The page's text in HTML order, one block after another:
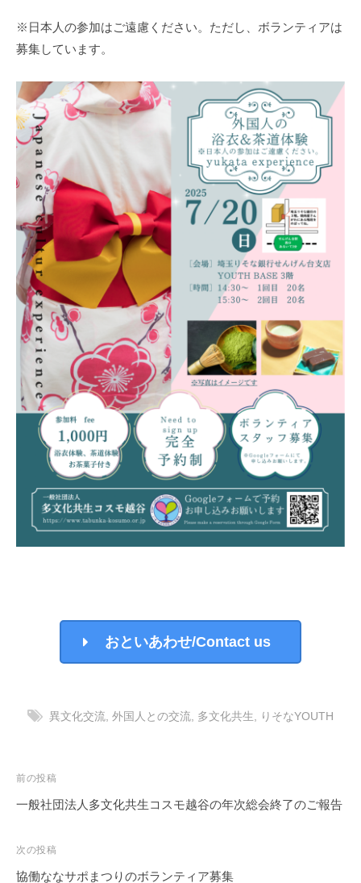
※日本人の参加はご遠慮ください。ただし、ボランティアは
募集しています。
おといあわせ/Contact us
異文化交流 外国人との交流 多文化共生 りそなYOUTH
投
稿
ビ
ゲ
前の投稿
一般社団法人多文化共生コスモ越谷の年次総会終了のご報告
次の投稿
協働ななサポまつりのボランティア募集